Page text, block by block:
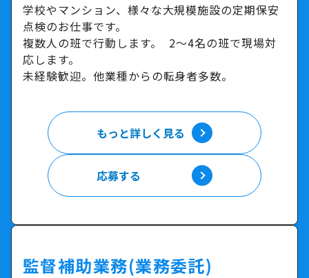
学校やマンション、様々な大規模施設の定期保安
点検のお仕事です。
複数人の班で行動します。 2～4名の班で現場対
応します。
未経験歓迎。他業種からの転身者多数。
もっと詳しく見る
応募する
監督補助業務(業務委託)